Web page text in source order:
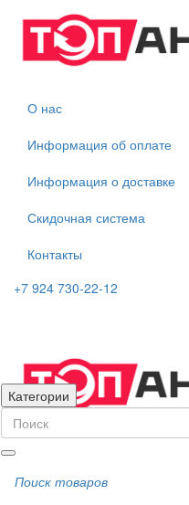
О нас
Информация об оплате
Информация о доставке
Скидочная система
Контакты
+7 924 730-22-12
Категории
Поиск товаров